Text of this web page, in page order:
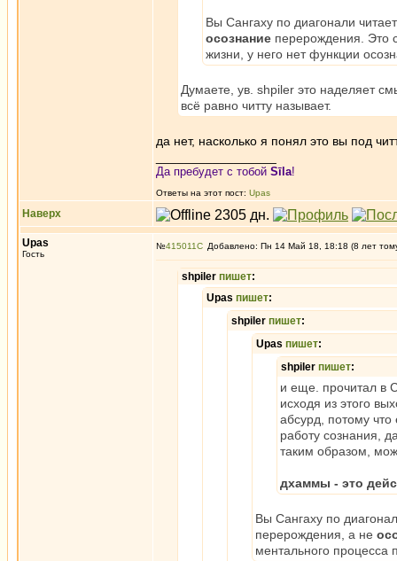
Вы Сангаху по диагонали
осознание перерождения. Это
жизни, у него нет функции
Думаете, ув. shpiler это наделяет
всё равно читту называет.
да нет, насколько я понял это вы под
Да пребудет с тобой Sīla!
Ответы на этот пост: Upas
Наверх
Upas
Гость
№415011 Добавлено: Пн 14 Май 18, 18:18 (8 лет
shpiler пишет:
Upas пишет:
shpiler пишет:
Upas пишет:
shpiler пишет:
и еще. прочитал в
исходя из этого
абсурд, потому
работу сознания,
таким образом,
дхаммы - это
Вы Сангаху по
перерождения, а не
ментального процесса